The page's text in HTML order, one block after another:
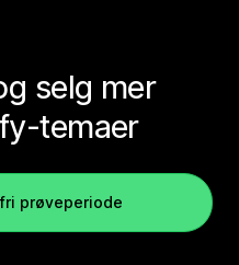
selg mer
temaer
prøveperiode